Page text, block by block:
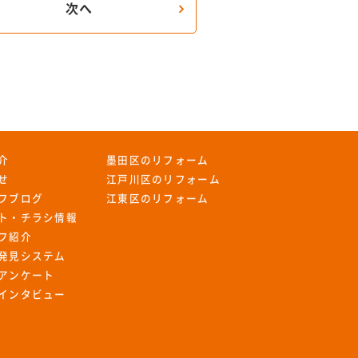
次へ
ブログ
・チラシ情報
紹介
見システム
ンケート
ンタビュー
墨田区のリフォーム
江戸川区のリフォーム
江東区のリフォーム